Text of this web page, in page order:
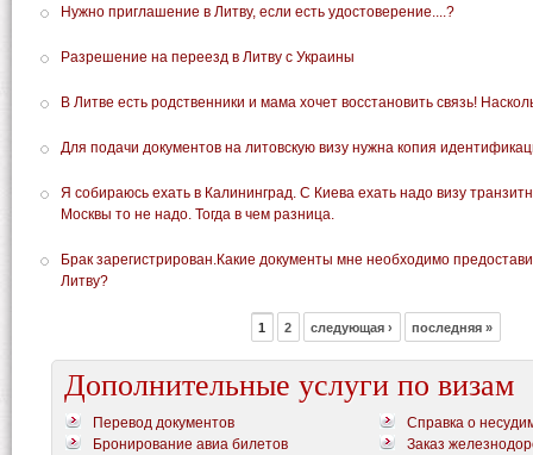
Нужно приглашение в Литву, если есть удостоверение....?
Разрешение на переезд в Литву с Украины
В Литве есть родственники и мама хочет восстановить связь!
Для подачи документов на литовскую визу нужна копия
Я собираюсь ехать в Калининград. С Киева ехать надо визу
Москвы то не надо. Тогда в чем разница.
Брак зарегистрирован.Какие документы мне необходимо
Литву?
1 2 следующая › последняя »
Дополнительные услуги по визам
Перевод документов
Справка о
Бронирование авиа билетов
Заказ